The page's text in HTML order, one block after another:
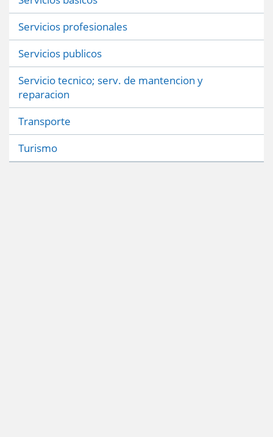
Servicios profesionales
Servicios publicos
Servicio tecnico; serv. de mantencion y
reparacion
Transporte
Turismo